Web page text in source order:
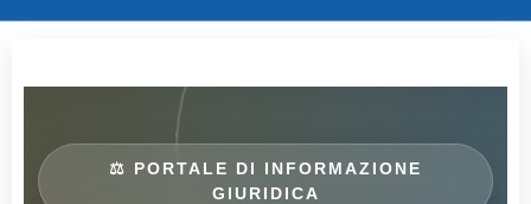
⚖️ PORTALE DI INFORMAZIONE
GIURIDICA